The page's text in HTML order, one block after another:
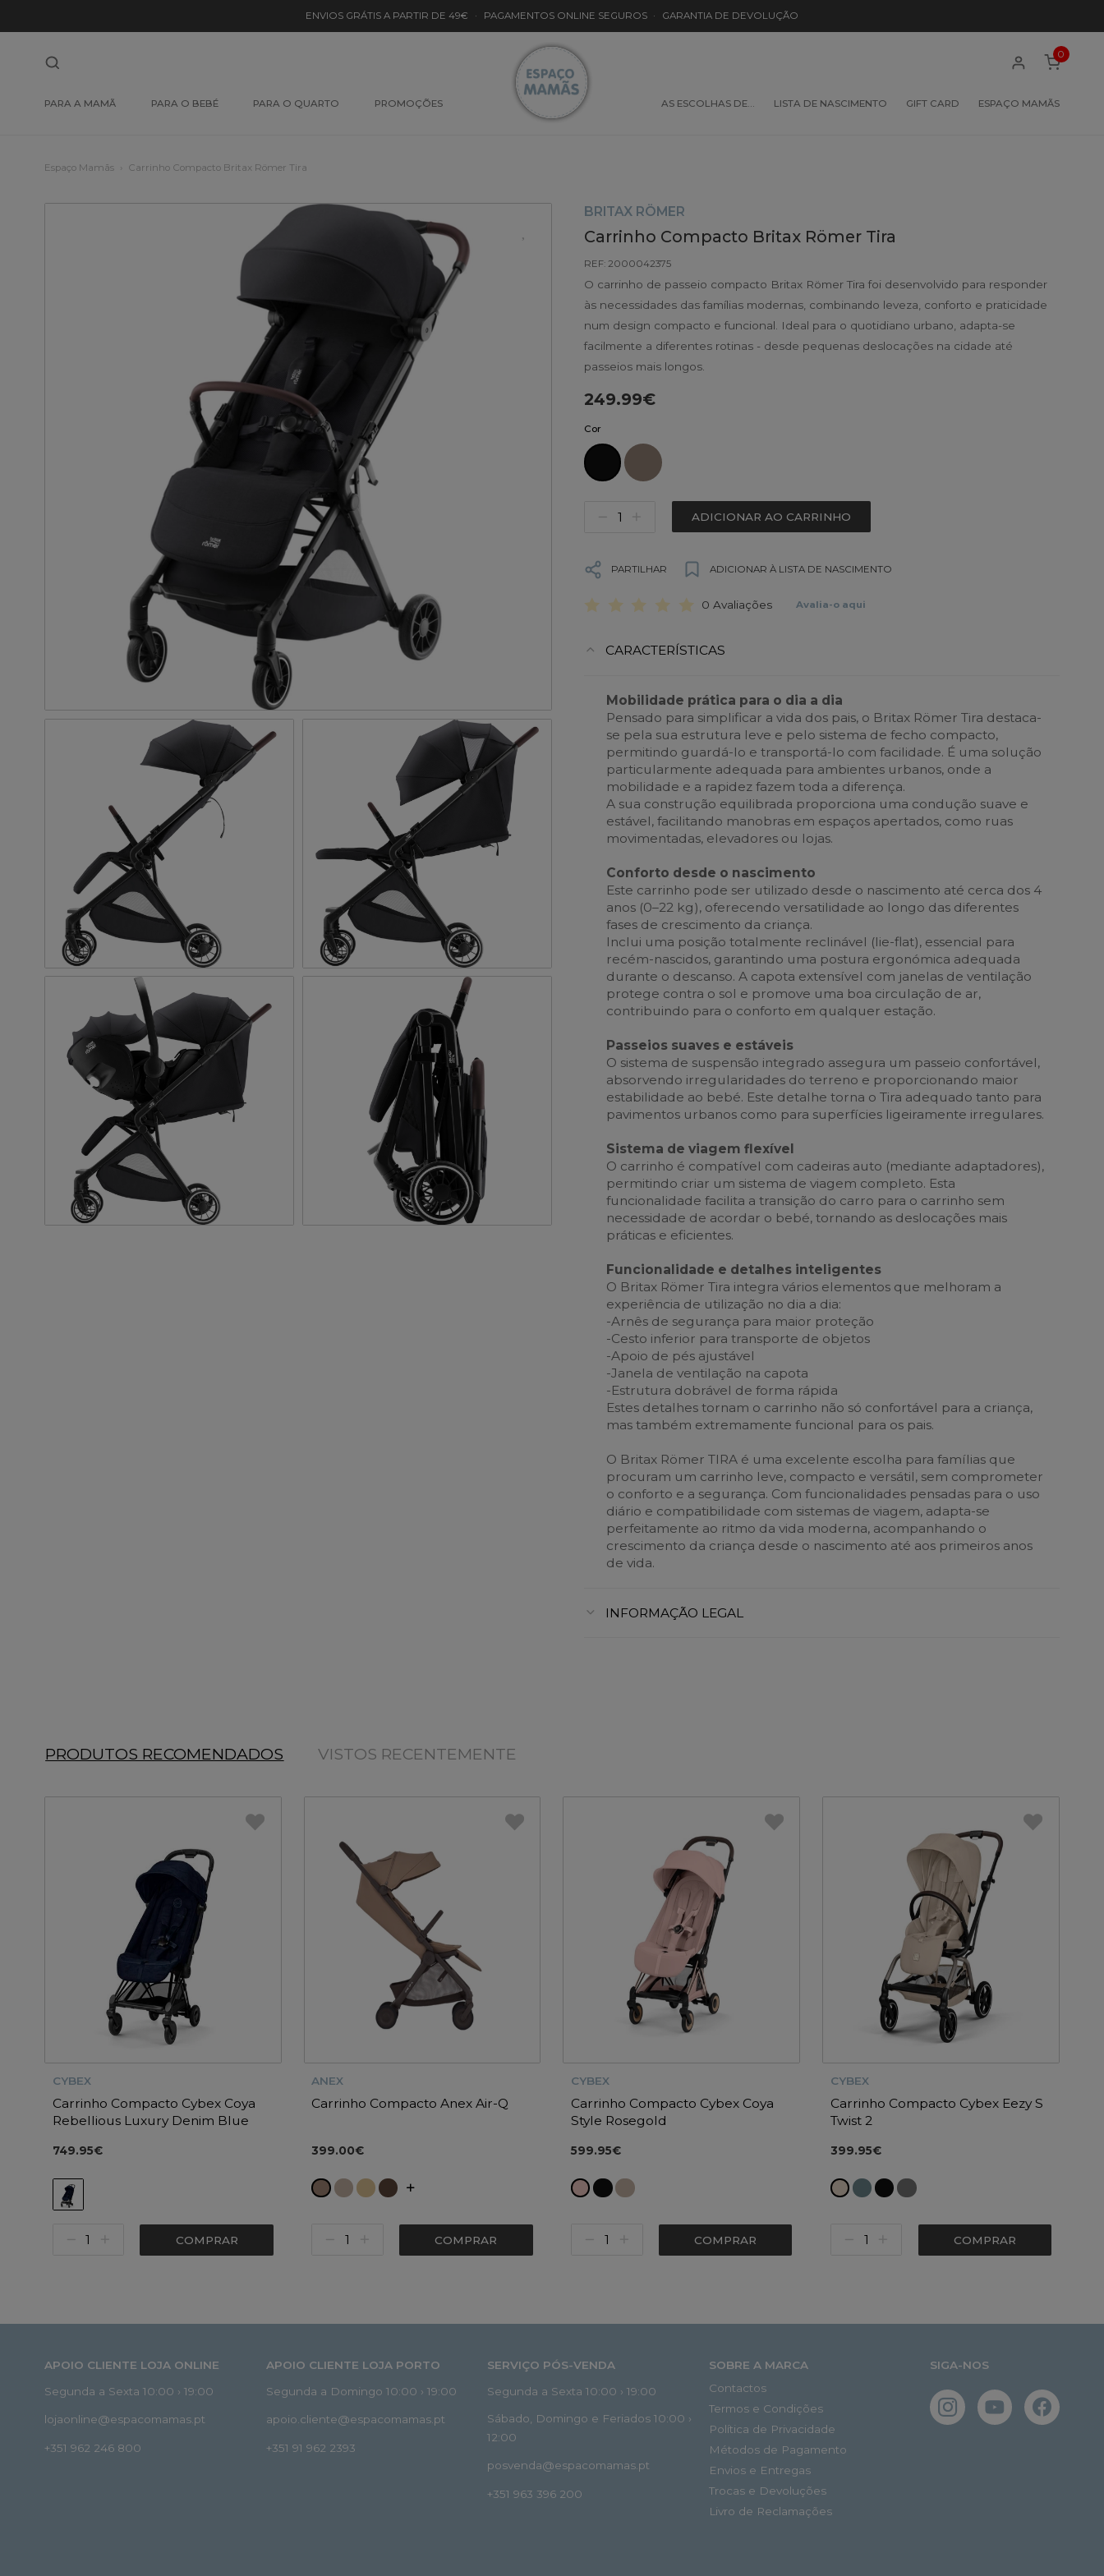
ENVIOS GRÁTIS A PARTIR DE 49€ · PAGAMENTOS ONLINE SEGUROS · GARANTIA DE DEVOLUÇÃO
PARA A MAMÃ PARA O BEBÉ PARA O QUARTO PROMOÇÕES AS ESCOLHAS DE… LISTA DE NASCIMENTO GIFT CARD ESPAÇO MAMÃS
0
Espaço Mamãs Carrinho Compacto Britax Römer Tira
BRITAX RÖMER
Carrinho Compacto Britax Römer Tira
REF: 2000042375
O carrinho de passeio compacto Britax Römer Tira foi desenvolvido para responder
às necessidades das famílias modernas, combinando leveza, conforto e praticidade
num design compacto e funcional. Ideal para o quotidiano urbano, adapta-se
facilmente a diferentes rotinas - desde pequenas deslocações na cidade até
passeios mais longos.
249.99€
Cor
ADICIONAR AO CARRINHO
PARTILHAR ADICIONAR À LISTA DE NASCIMENTO
0 Avaliações Avalia-o aqui
CARACTERÍSTICAS
Mobilidade prática para o dia a dia
Pensado para simplificar a vida dos pais, o Britax Römer Tira destaca-
se pela sua estrutura leve e pelo sistema de fecho compacto,
permitindo guardá-lo e transportá-lo com facilidade. É uma solução
particularmente adequada para ambientes urbanos, onde a
mobilidade e a rapidez fazem toda a diferença.
A sua construção equilibrada proporciona uma condução suave e
estável, facilitando manobras em espaços apertados, como ruas
movimentadas, elevadores ou lojas.
Conforto desde o nascimento
Este carrinho pode ser utilizado desde o nascimento até cerca dos 4
anos (0–22 kg), oferecendo versatilidade ao longo das diferentes
fases de crescimento da criança.
Inclui uma posição totalmente reclinável (lie-flat), essencial para
recém-nascidos, garantindo uma postura ergonómica adequada
durante o descanso. A capota extensível com janelas de ventilação
protege contra o sol e promove uma boa circulação de ar,
contribuindo para o conforto em qualquer estação.
Passeios suaves e estáveis
O sistema de suspensão integrado assegura um passeio confortável,
absorvendo irregularidades do terreno e proporcionando maior
estabilidade ao bebé. Este detalhe torna o Tira adequado tanto para
pavimentos urbanos como para superfícies ligeiramente irregulares.
Sistema de viagem flexível
O carrinho é compatível com cadeiras auto (mediante adaptadores),
permitindo criar um sistema de viagem completo. Esta
funcionalidade facilita a transição do carro para o carrinho sem
necessidade de acordar o bebé, tornando as deslocações mais
práticas e eficientes.
Funcionalidade e detalhes inteligentes
O Britax Römer Tira integra vários elementos que melhoram a
experiência de utilização no dia a dia:
-Arnês de segurança para maior proteção
-Cesto inferior para transporte de objetos
-Apoio de pés ajustável
-Janela de ventilação na capota
-Estrutura dobrável de forma rápida
Estes detalhes tornam o carrinho não só confortável para a criança,
mas também extremamente funcional para os pais.
O Britax Römer TIRA é uma excelente escolha para famílias que
procuram um carrinho leve, compacto e versátil, sem comprometer
o conforto e a segurança. Com funcionalidades pensadas para o uso
diário e compatibilidade com sistemas de viagem, adapta-se
perfeitamente ao ritmo da vida moderna, acompanhando o
crescimento da criança desde o nascimento até aos primeiros anos
de vida.
INFORMAÇÃO LEGAL
PRODUTOS RECOMENDADOS VISTOS RECENTEMENTE
CYBEX
Carrinho Compacto Cybex Coya
Rebellious Luxury Denim Blue
749.95€
COMPRAR
ANEX
Carrinho Compacto Anex Air-Q
399.00€
COMPRAR
CYBEX
Carrinho Compacto Cybex Coya
Style Rosegold
599.95€
COMPRAR
CYBEX
Carrinho Compacto Cybex Eezy S
Twist 2
399.95€
COMPRAR
APOIO CLIENTE LOJA ONLINE
Segunda a Sexta 10:00 › 19:00
lojaonline@espacomamas.pt
+351 962 246 800
APOIO CLIENTE LOJA PORTO
Segunda a Domingo 10:00 › 19:00
apoio.cliente@espacomamas.pt
+351 91 962 2393
SERVIÇO PÓS-VENDA
Segunda a Sexta 10:00 › 19:00
Sábado, Domingo e Feriados 10:00 ›
12:00
posvenda@espacomamas.pt
+351 963 396 200
SOBRE A MARCA
Contactos
Termos e Condições
Política de Privacidade
Métodos de Pagamento
Envios e Entregas
Trocas e Devoluções
Livro de Reclamações
SIGA-NOS